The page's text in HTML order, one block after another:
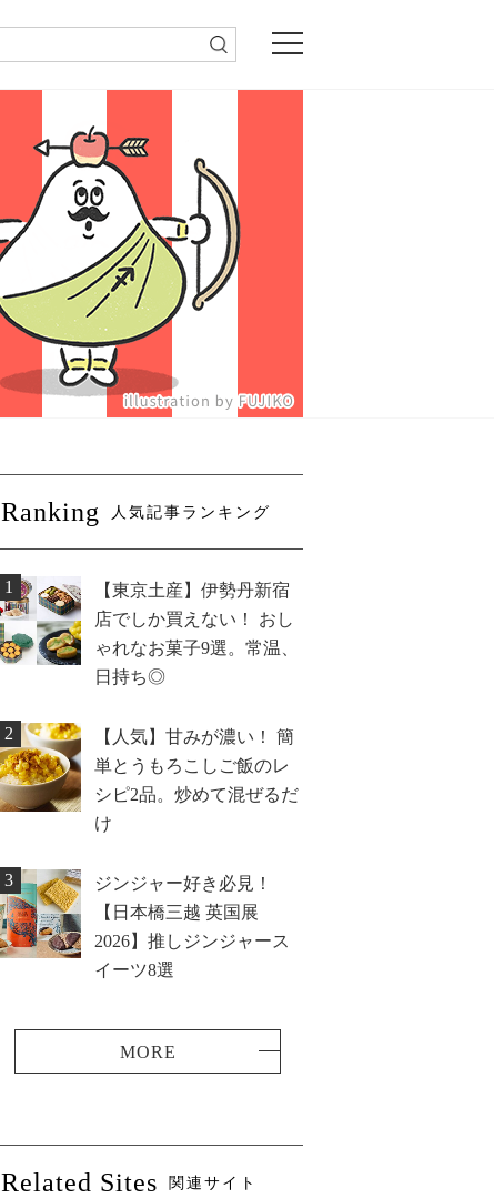
Ranking 人気記事ランキング
1
【東京土産】伊勢丹新宿
店でしか買えない！ おし
ゃれなお菓子9選。常温、
日持ち◎
2
【人気】甘みが濃い！ 簡
単とうもろこしご飯のレ
シピ2品。炒めて混ぜるだ
け
3
ジンジャー好き必見！
【日本橋三越 英国展
2026】推しジンジャース
イーツ8選
Related Sites 関連サイト